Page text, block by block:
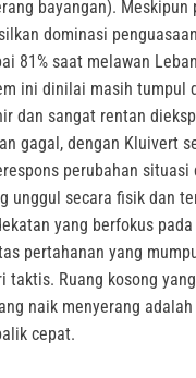
bayangan). Meskipun
dominasi
81% saat melawan
ini dinilai masih tumpul
dan sangat rentan
gagal, dengan Kluivert
perubahan situasi
unggul secara fisik dan
yang berfokus
pertahanan yang
taktis. Ruang kosong
naik menyerang
cepat.